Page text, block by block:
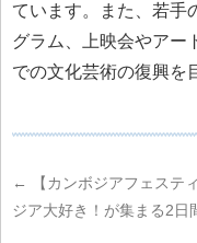
ています。また、若手
グラム、上映会やアー
での文化芸術の復興を
←
【カンボジアフェステ
ジア大好き！が集まる2日